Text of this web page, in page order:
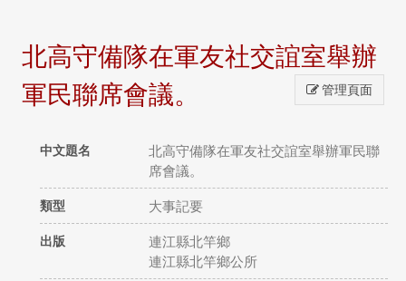
北高守備隊在軍友社交誼室舉辦
軍民聯席會議。
管理頁面
中文題名
北高守備隊在軍友社交誼室舉辦軍民聯
席會議。
類型 大事記要
出版
連江縣北竿鄉
連江縣北竿鄉公所